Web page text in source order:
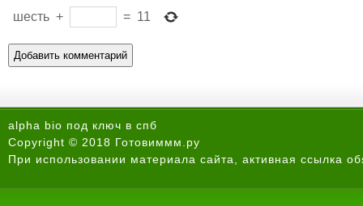
шесть + = 11
alpha bio под ключ в спб
Copyright © 2018 Готовиммм.ру
При использовании материала сайта, активная ссылка